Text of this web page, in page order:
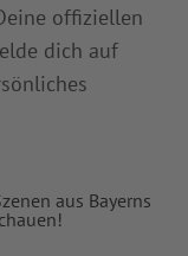
offiziellen
dich auf
aus Bayerns